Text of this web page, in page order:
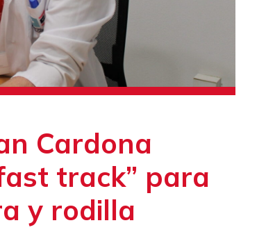
Cardona
track” para
y rodilla